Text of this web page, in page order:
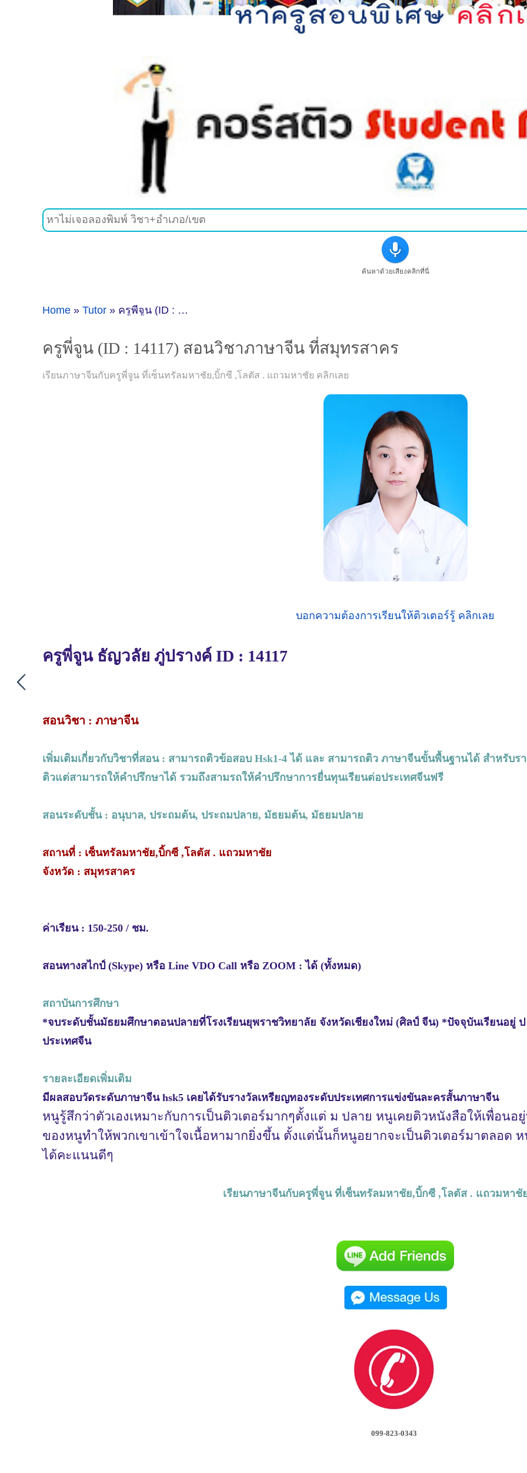
ค้นหาด้วยเสียงคลิกที่นี่
Home » Tutor » ครูพี่จูน (ID : 14117) สอนวิชาภาษาจีน ที่สมุทรสาคร
ครูพี่จูน (ID : 14117) สอนวิชาภาษาจีน ที่สมุทรสาคร
เรียนภาษาจีนกับครูพี่จูน ที่เซ็นทรัลมหาชัย,บิ้กซี ,โลตัส . แถวมหาชัย คลิกเลย
บอกความต้องการเรียนให้ติวเตอร์รู้ คลิกเลย
ครูพี่จูน ธัญวลัย ภู่ปรางค์ ID : 14117
สอนวิชา : ภาษาจีน
เพิ่มเติมเกี่ยวกับวิชาที่สอน : สามารถติวข้อสอบ Hsk1-4 ได้ และ สามารถติว ภาษาจีนขั้นพื้นฐานได้ สำหรับร
ติวแต่สามารถให้คำปรึกษาได้ รวมถึงสามรถให้คำปรึกษาการยื่นทุนเรียนต่อประเทศจีนฟรี
สอนระดับชั้น : อนุบาล, ประถมต้น, ประถมปลาย, มัธยมต้น, มัธยมปลาย
สถานที่ : เซ็นทรัลมหาชัย,บิ้กซี ,โลตัส . แถวมหาชัย
จังหวัด : สมุทรสาคร
ค่าเรียน : 150-250 / ชม.
สอนทางสไกป์ (Skype) หรือ Line VDO Call หรือ ZOOM : ได้ (ทั้งหมด)
สถาบันการศึกษา
*จบระดับชั้นมัธยมศึกษาตอนปลายที่โรงเรียนยุพราชวิทยาลัย จังหวัดเชียงใหม่ (ศิลป์ จีน) *ปัจจุบันเรียนอยู่
ประเทศจีน
รายละเอียดเพิ่มเติม
มีผลสอบวัดระดับภาษาจีน hsk5 เคยได้รับรางวัลเหรียญทองระดับประเทศการแข่งขันละครสั้นภาษาจีน
หนูรู้สึกว่าตัวเองเหมาะกับการเป็นติวเตอร์มากๆตั้งแต่ ม ปลาย หนูเคยติวหนังสือให้เพื่อน
ของหนูทำให้พวกเขาเข้าใจเนื้อหามากยิ่งขึ้น ตั้งแต่นั้นก็หนูอยากจะเป็นติวเตอร์มาตลอด
ได้คะแนนดีๆ
เรียนภาษาจีนกับครูพี่จูน ที่เซ็นทรัลมหาชัย,บิ้กซี ,โลตัส . แถวมหาชั
099-823-0343